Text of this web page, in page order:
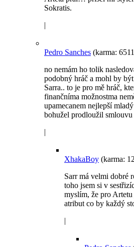
|
no nemám ho tolik
Sarra.. to je pro mě hráč,
finančníma možnostma
upamecanem nejlepší
bohužel prodloužil
|
Sarr má velmi dobré
myslím, že pro Artetu
atribut co by každý
|